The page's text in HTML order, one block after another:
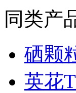
同类产
硒颗
英花